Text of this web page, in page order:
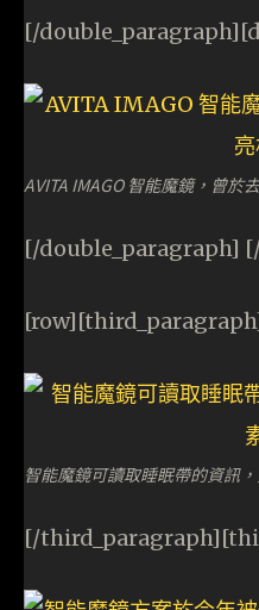
[/
AVITA IMAGO 智能魔鏡，曾於
[/double_paragraph]
智能魔鏡可讀取睡眠帶的資訊
[/